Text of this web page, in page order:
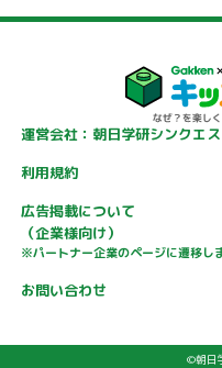
運営会社：朝日学研シンクエ
利用規約
広告掲載について
（企業様向け）
※パートナー企業のページに遷移し
お問い合わせ
©朝日